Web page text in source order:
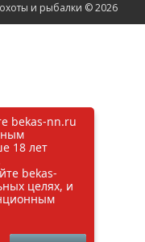
и рыбалки © 2026
bekas-nn.ru
18 лет
bekas-
целях, и